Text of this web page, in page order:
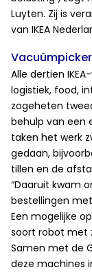
Luyten. Zij is
van IKEA
Alle dertien
logistiek, food,
zogeheten
behulp van een
taken het werk
gedaan,
tillen en de
“Daaruit kwam
bestellingen
Een mogelijke
soort robot met
Samen met de
deze machines